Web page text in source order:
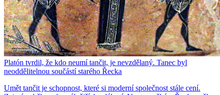
Platón tvrdil, že kdo neumí tančit, je nevzdělaný. Tanec byl
neoddělitelnou součástí starého Řecka
Umět tančit je schopnost, které si moderní společnost stále cení.